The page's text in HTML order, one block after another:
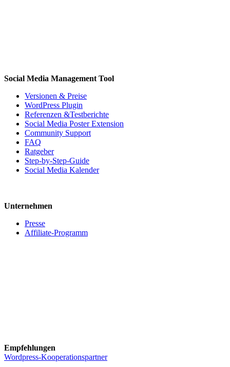
Social Media Management Tool
Versionen & Preise
WordPress Plugin
Referenzen &Testberichte
Social Media Poster Extension
Community Support
FAQ
Ratgeber
Step-by-Step-Guide
Social Media Kalender
Unternehmen
Presse
Affiliate-Programm
Empfehlungen
Wordpress-Kooperationspartner